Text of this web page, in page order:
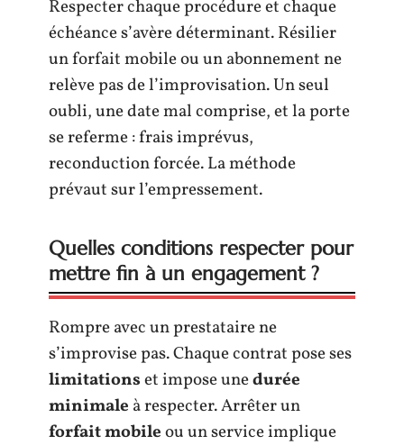
Respecter chaque procédure et chaque
échéance s’avère déterminant. Résilier
un forfait mobile ou un abonnement ne
relève pas de l’improvisation. Un seul
oubli, une date mal comprise, et la porte
se referme : frais imprévus,
reconduction forcée. La méthode
prévaut sur l’empressement.
Quelles conditions respecter pour
mettre fin à un engagement ?
Rompre avec un prestataire ne
s’improvise pas. Chaque contrat pose ses
limitationset impose unedurée
minimale à respecter. Arrêter un
forfait mobileou un service implique